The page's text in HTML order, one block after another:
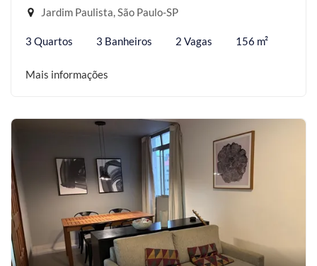
Jardim Paulista, São Paulo-SP
3 Quartos 3 Banheiros 2 Vagas 156 m²
Mais informações